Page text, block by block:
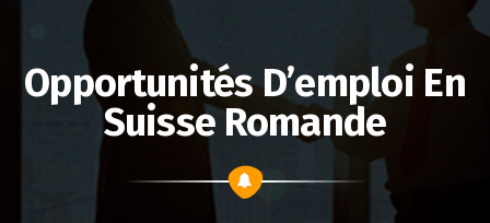
Opportunités D’emploi En
Suisse Romande